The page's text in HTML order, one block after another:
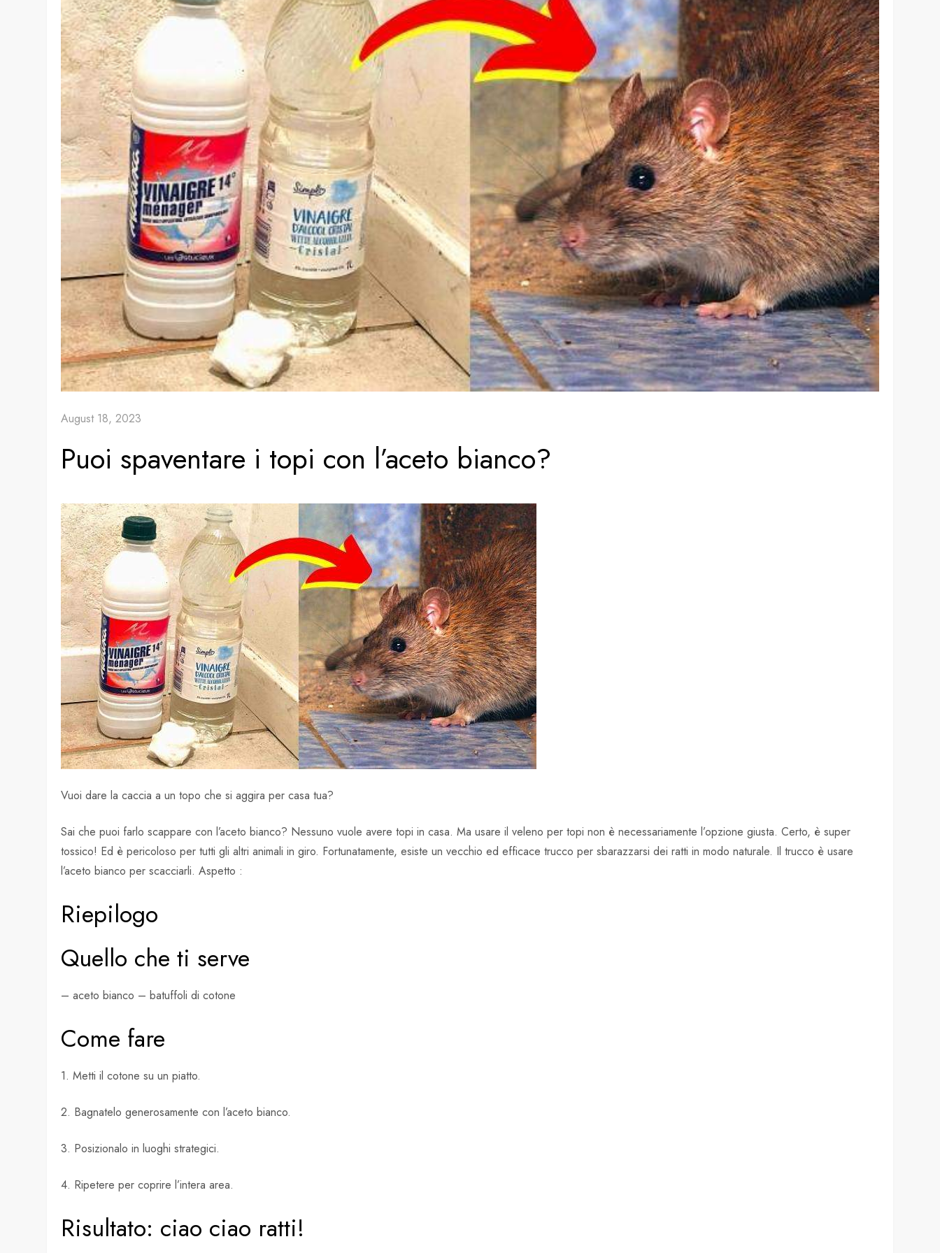
August 18, 2023
Puoi spaventare i topi con l’aceto bianco?
Vuoi dare la caccia a un topo che si aggira per casa tua?
Sai che puoi farlo scappare con l’aceto bianco? Nessuno vuole avere topi in casa. Ma usare il veleno per topi non è necessariamente l’opzione giusta. Certo, è super
tossico! Ed è pericoloso per tutti gli altri animali in giro. Fortunatamente, esiste un vecchio ed efficace trucco per sbarazzarsi dei ratti in modo naturale. Il trucco è usare
l’aceto bianco per scacciarli. Aspetto :
Riepilogo
Quello che ti serve
– aceto bianco – batuffoli di cotone
Come fare
1. Metti il ​​cotone su un piatto.
2. Bagnatelo generosamente con l’aceto bianco.
3. Posizionalo in luoghi strategici.
4. Ripetere per coprire l’intera area.
Risultato: ciao ciao ratti!